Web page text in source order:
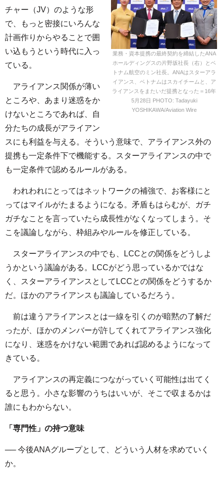
業務・資本提携の最終契約を締結したANA
ホールディングスの片野坂社長（右）とベ
トナム航空のミン社長。ANAはスターアラ
イアンス、ベトナムはスカイチームと、ア
ライアンスをまたいだ提携となった＝16年
5月28日 PHOTO: Tadayuki
YOSHIKAWA/Aviation Wire
チャー（JV）のような形
で、もっと密接にいろんな
計画作りからやることで囲
い込もうという時代に入っ
ている。
アライアンス関係が薄い
ところや、あまり迷惑をか
けないところであれば、自
分たちの成長がアライアン
スにも利益を与える。そういう意味で、アライアンス外の
提携も一定条件下で機能する。スターアライアンスの中で
も一定条件で認めるルールがある。
われわれにとってはネットワークの補強で、お客様にと
ってはマイルがたまるようになる。矛盾もはらむが、ガチ
ガチなことを言っていたら成長性がなくなってしまう。そ
こを議論しながら、枠組みやルールを修正している。
スターアライアンスの中でも、LCCとの関係をどうしよ
うかという議論がある。LCCがどう思っているかではな
く、スターアライアンスとしてLCCとの関係をどうするか
だ。ほかのアライアンスも議論しているだろう。
前は違うアライアンスとは一線を引くのが暗黙の了解だ
ったが、ほかのメンバーが許してくれてアライアンス強化
になり、迷惑をかけない範囲であれば認めるようになって
きている。
アライアンスの再定義につながっていく可能性は出てく
ると思う。小さな影響のうちはいいが、そこで収まるかは
誰にもわからない。
「専門性」の持つ意味
── 今後ANAグループとして、どういう人材を求めていく
か。